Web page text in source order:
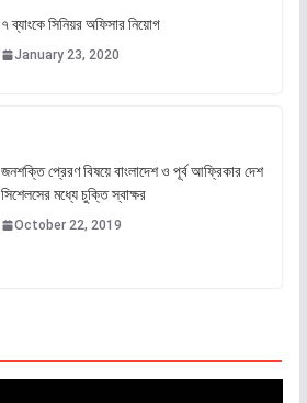
৭ ব্যাংকে সিনিয়র অফিসার নিয়োগ
January 23, 2020
জনশক্তি প্রেরণ বিষয়ে বাংলাদেশ ও পূর্ব আফ্রিকার দেশ
সিশেলসের মধ্যে চুক্তি স্বাক্ষর
October 22, 2019